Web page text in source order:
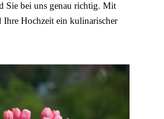
Sie bei uns genau richtig. Mit
Hochzeit ein kulinarischer